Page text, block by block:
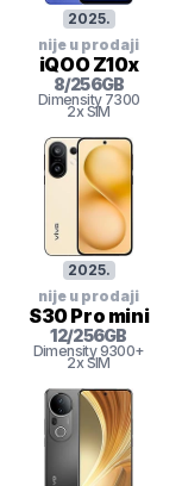
2025.
nije u prodaji
iQOO Z10x
8/256GB
Dimensity 7300
2x SIM
2025.
nije u prodaji
S30 Pro mini
12/256GB
Dimensity 9300+
2x SIM